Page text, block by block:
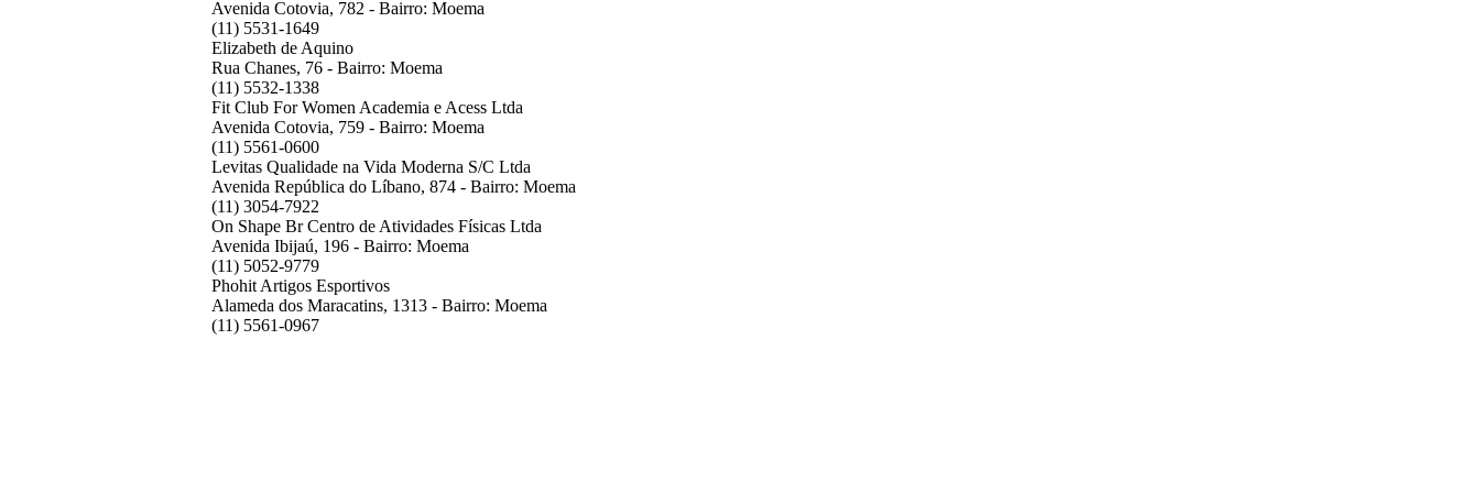
Avenida Cotovia, 782 - Bairro: Moema
(11) 5531-1649
Elizabeth de Aquino
Rua Chanes, 76 - Bairro: Moema
(11) 5532-1338
Fit Club For Women Academia e Acess Ltda
Avenida Cotovia, 759 - Bairro: Moema
(11) 5561-0600
Levitas Qualidade na Vida Moderna S/C Ltda
Avenida República do Líbano, 874 - Bairro: Moema
(11) 3054-7922
On Shape Br Centro de Atividades Físicas Ltda
Avenida Ibijaú, 196 - Bairro: Moema
(11) 5052-9779
Phohit Artigos Esportivos
Alameda dos Maracatins, 1313 - Bairro: Moema
(11) 5561-0967